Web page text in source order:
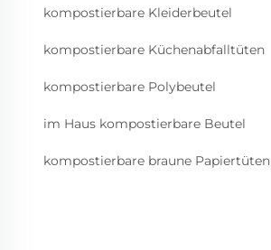
kompostierbare Kleiderbeutel
kompostierbare Küchenabfalltüten
kompostierbare Polybeutel
im Haus kompostierbare Beutel
kompostierbare braune Papiertüten